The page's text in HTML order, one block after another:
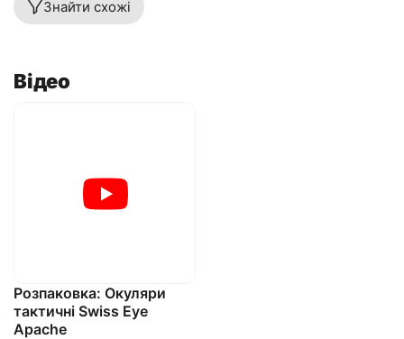
Знайти схожі
Відео
Розпаковка: Окуляри
тактичні Swiss Eye
Apache